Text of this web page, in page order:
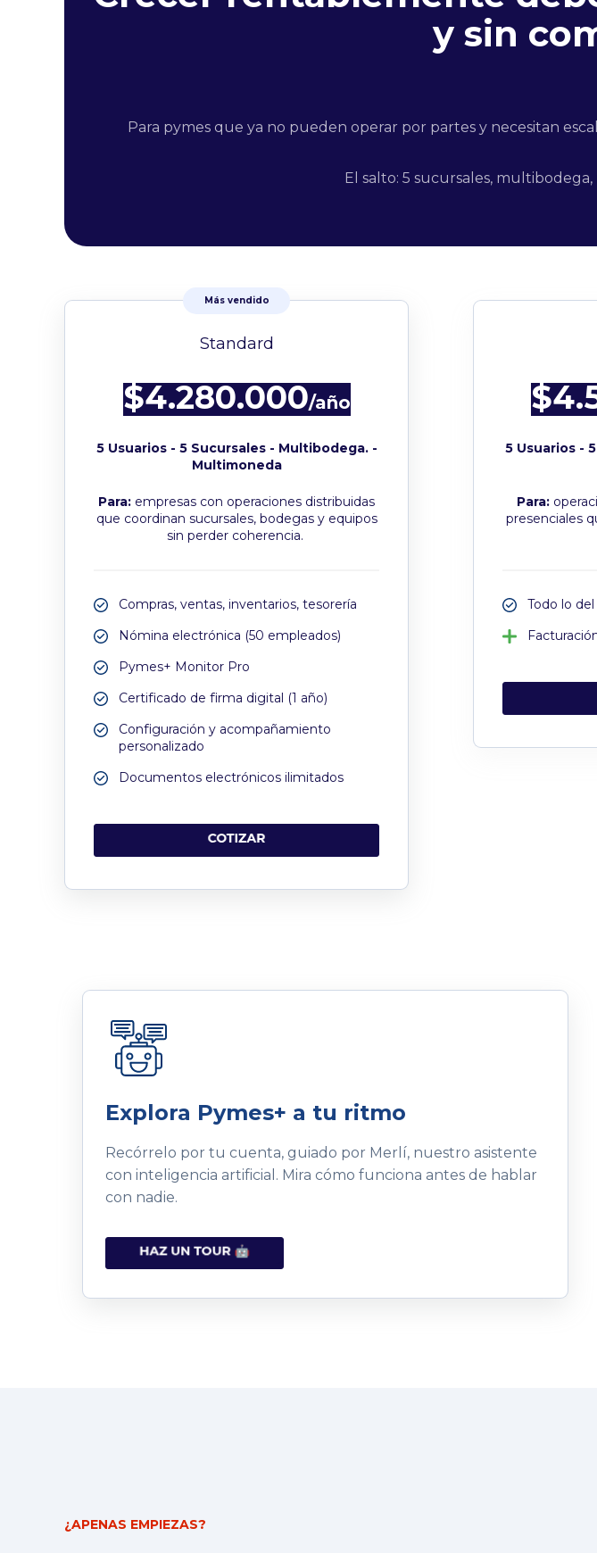
y sin
Para pymes que ya no pueden operar por partes y necesitan
El salto: 5 sucursales,
Más vendido
Standard
$4.280.000/año
5 Usuarios - 5 Sucursales - Multibodega. -
Multimoneda
Para: empresas con operaciones distribuidas
que coordinan sucursales, bodegas y equipos
sin perder coherencia.
Compras, ventas, inventarios, tesorería
Nómina electrónica (50 empleados)
Pymes+ Monitor Pro
Certificado de firma digital (1 año)
Configuración y acompañamiento
personalizado
Documentos electrónicos ilimitados
5 Usuarios -
Para:
presenciales
Todo lo
Explora Pymes+ a tu ritmo
Recórrelo por tu cuenta, guiado por Merlí, nuestro asistente
con inteligencia artificial. Mira cómo funciona antes de hablar
con nadie.
¿APENAS EMPIEZAS?